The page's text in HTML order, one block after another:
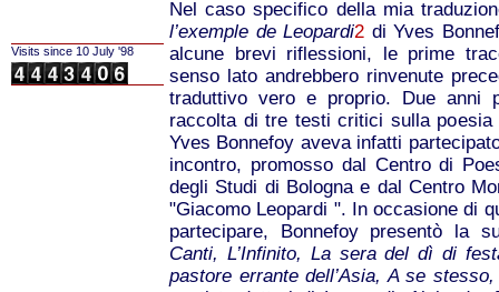
Visits since 10 July '98
Nel caso specifico della mia
l’exemple de Leopardi2 di Yves
alcune brevi riflessioni, le prime
senso lato andrebbero rinvenute
traduttivo vero e proprio. Due anni
raccolta di tre testi critici sulla
Yves Bonnefoy aveva infatti
incontro, promosso dal Centro di
degli Studi di Bologna e dal Centro
"Giacomo Leopardi ". In occasione di
partecipare, Bonnefoy presentò la
Canti, L’Infinito, La sera del dì di
pastore errante dell’Asia, A se